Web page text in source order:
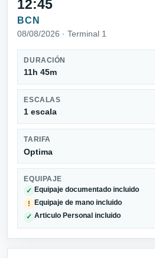
12:45
BCN
08/08/2026 · Terminal 1
DURACIÓN
11h 45m
ESCALAS
1 escala
TARIFA
Optima
EQUIPAJE
✓ Equipaje documentado incluido
! Equipaje de mano incluido
✓ Articulo Personal incluido